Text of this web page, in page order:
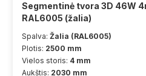
Segmentinė tvora 3D 46W
RAL6005 (žalia)
Spalva: Žalia (RAL6005)
Plotis: 2500 mm
Vielos storis: 4 mm
Aukštis: 2030 mm